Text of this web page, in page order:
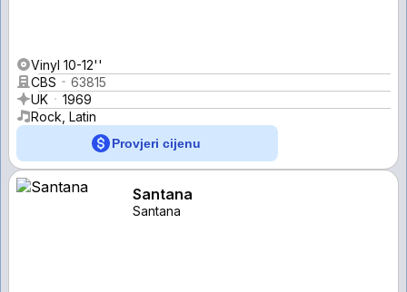
Vinyl 10-12''
CBS
63815
UK
1969
Rock, Latin
Provjeri cijenu
Santana
Santana